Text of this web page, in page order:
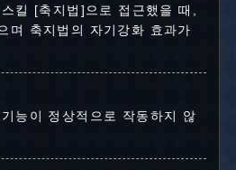
킬 [축지법]으로 접근했을 때,
며 축지법의 자기강화 효과가
능이 정상적으로 작동하지 않